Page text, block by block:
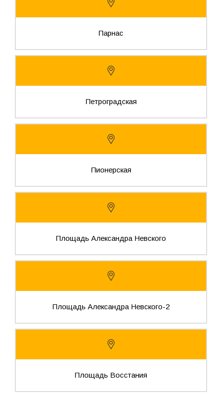
Парнас
Петроградская
Пионерская
Площадь Александра Невского
Площадь Александра Невского-2
Площадь Восстания